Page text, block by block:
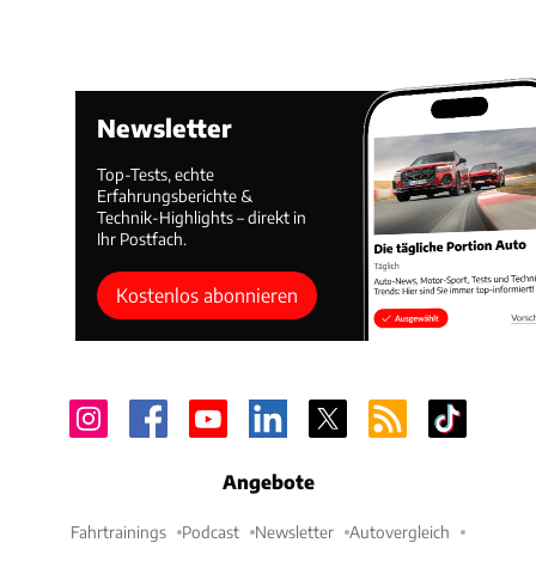
Newsletter
Top-Tests, echte
Erfahrungsberichte &
Technik-Highlights – direkt in
Ihr Postfach.
Kostenlos abonnieren
Angebote
Fahrtrainings Podcast Newsletter Autovergleich